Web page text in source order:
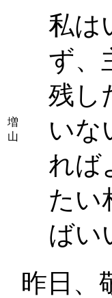
増
山
私は
ず、
残し
いな
れば
たい
ばい
昨日、